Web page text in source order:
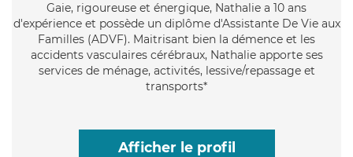
Gaie, rigoureuse et énergique, Nathalie a 10 ans
d'expérience et possède un diplôme d'Assistante De Vie aux
Familles (ADVF). Maitrisant bien la démence et les
accidents vasculaires cérébraux, Nathalie apporte ses
services de ménage, activités, lessive/repassage et
transports*
Afficher le profil